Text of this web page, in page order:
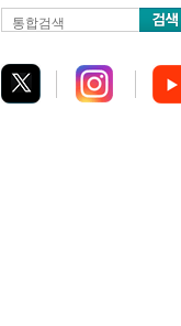
통합검색